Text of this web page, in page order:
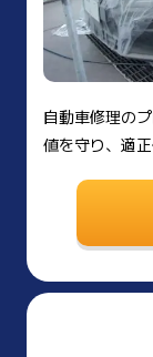
自動車修理の
値を守り、適